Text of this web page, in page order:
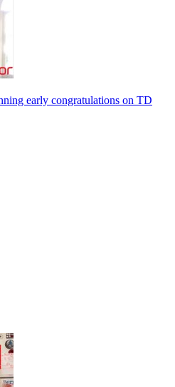
early congratulations on TD